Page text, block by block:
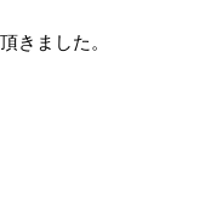
きました。